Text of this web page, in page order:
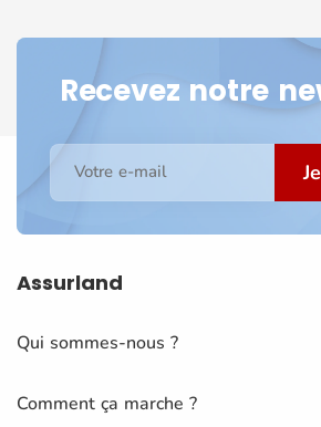
Recevez notre
Votre e-mail
Assurland
Qui sommes-nous ?
Comment ça marche ?